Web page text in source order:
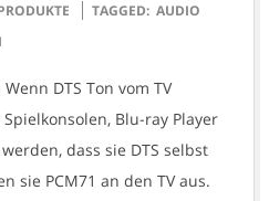
TAGGED: AUDIO
DTS Ton vom TV
Blu-ray Player
dass sie DTS selbst
sie PCM71 an den TV aus.